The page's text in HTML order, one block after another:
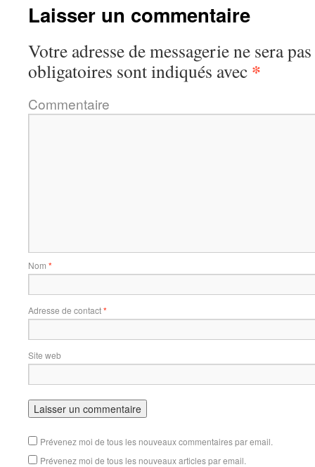
Laisser un commentaire
Votre adresse de messagerie ne sera
obligatoires sont indiqués avec *
Commentaire
Nom *
Adresse de contact*
Site web
Prévenez moi de tous les nouveaux commentaires par email.
Prévenez moi de tous les nouveaux articles par email.